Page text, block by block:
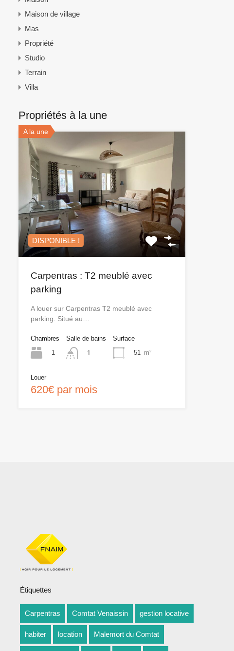
Maison de village
Mas
Propriété
Studio
Terrain
Villa
Propriétés à la une
A la une
DISPONIBLE !
Carpentras : T2 meublé avec
parking
A louer sur Carpentras T2 meublé avec
parking. Situé au…
Chambres
1
Salle de bains
1
Surface
51 m²
Louer
620€ par mois
Étiquettes
Carpentras Comtat Venaissin gestion locative
habiter location Malemort du Comtat